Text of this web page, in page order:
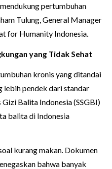
pertumbuhan
Tulung, General Manager
for Humanity Indonesia.
yang Tidak Sehat
kronis yang ditandai
lebih pendek dari standar
Balita Indonesia (SSGBI)
balita di Indonesia
kurang makan. Dokumen
bahwa banyak